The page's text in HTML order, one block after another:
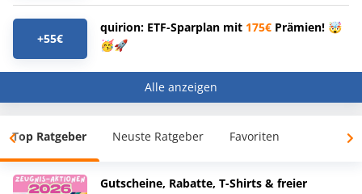
+55€
quirion: ETF-Sparplan mit 175€ Prämien! 🤯
🥳🚀
Alle anzeigen
Top Ratgeber Neuste Ratgeber Favoriten
Gutscheine, Rabatte, T-Shirts & freier